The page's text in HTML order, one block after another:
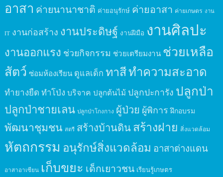
อาสา ค่ายนานาชาติ ค่ายอนุรักษ์ ค่ายอาสา ค่ายเกษตร งาน
IT งานก่อสร้าง งานประดิษฐ์ งานฝีมือ งานศิลปะ
งานออกแรง ช่วยกิจกรรม ช่วยเตรียมงาน ช่วยเหลือ
สัตว์ ซ่อมห้องเรียน ดูแลเด็ก ทาสีทำความสะอาด
ทำยางยืด ทำโป่ง บริจาค ปลูกต้นไม้ ปลูกปะการัง ปลูกป่า
ปลูกป่าชายเลน ปลูกป่าโกงกาง ผู้ป่วย ผู้พิการ ฝึกอบรม
พัฒนาชุมชน สตรี สร้างบ้านดินสร้างฝาย สิ่งแวดล้อม
หัตถกรรม อนุรักษ์สิ่งแวดล้อม อาสาต่างแดน
อาสาอาเซียน เก็บขยะ เด็กเยาวชน เรียนรู้เกษตร